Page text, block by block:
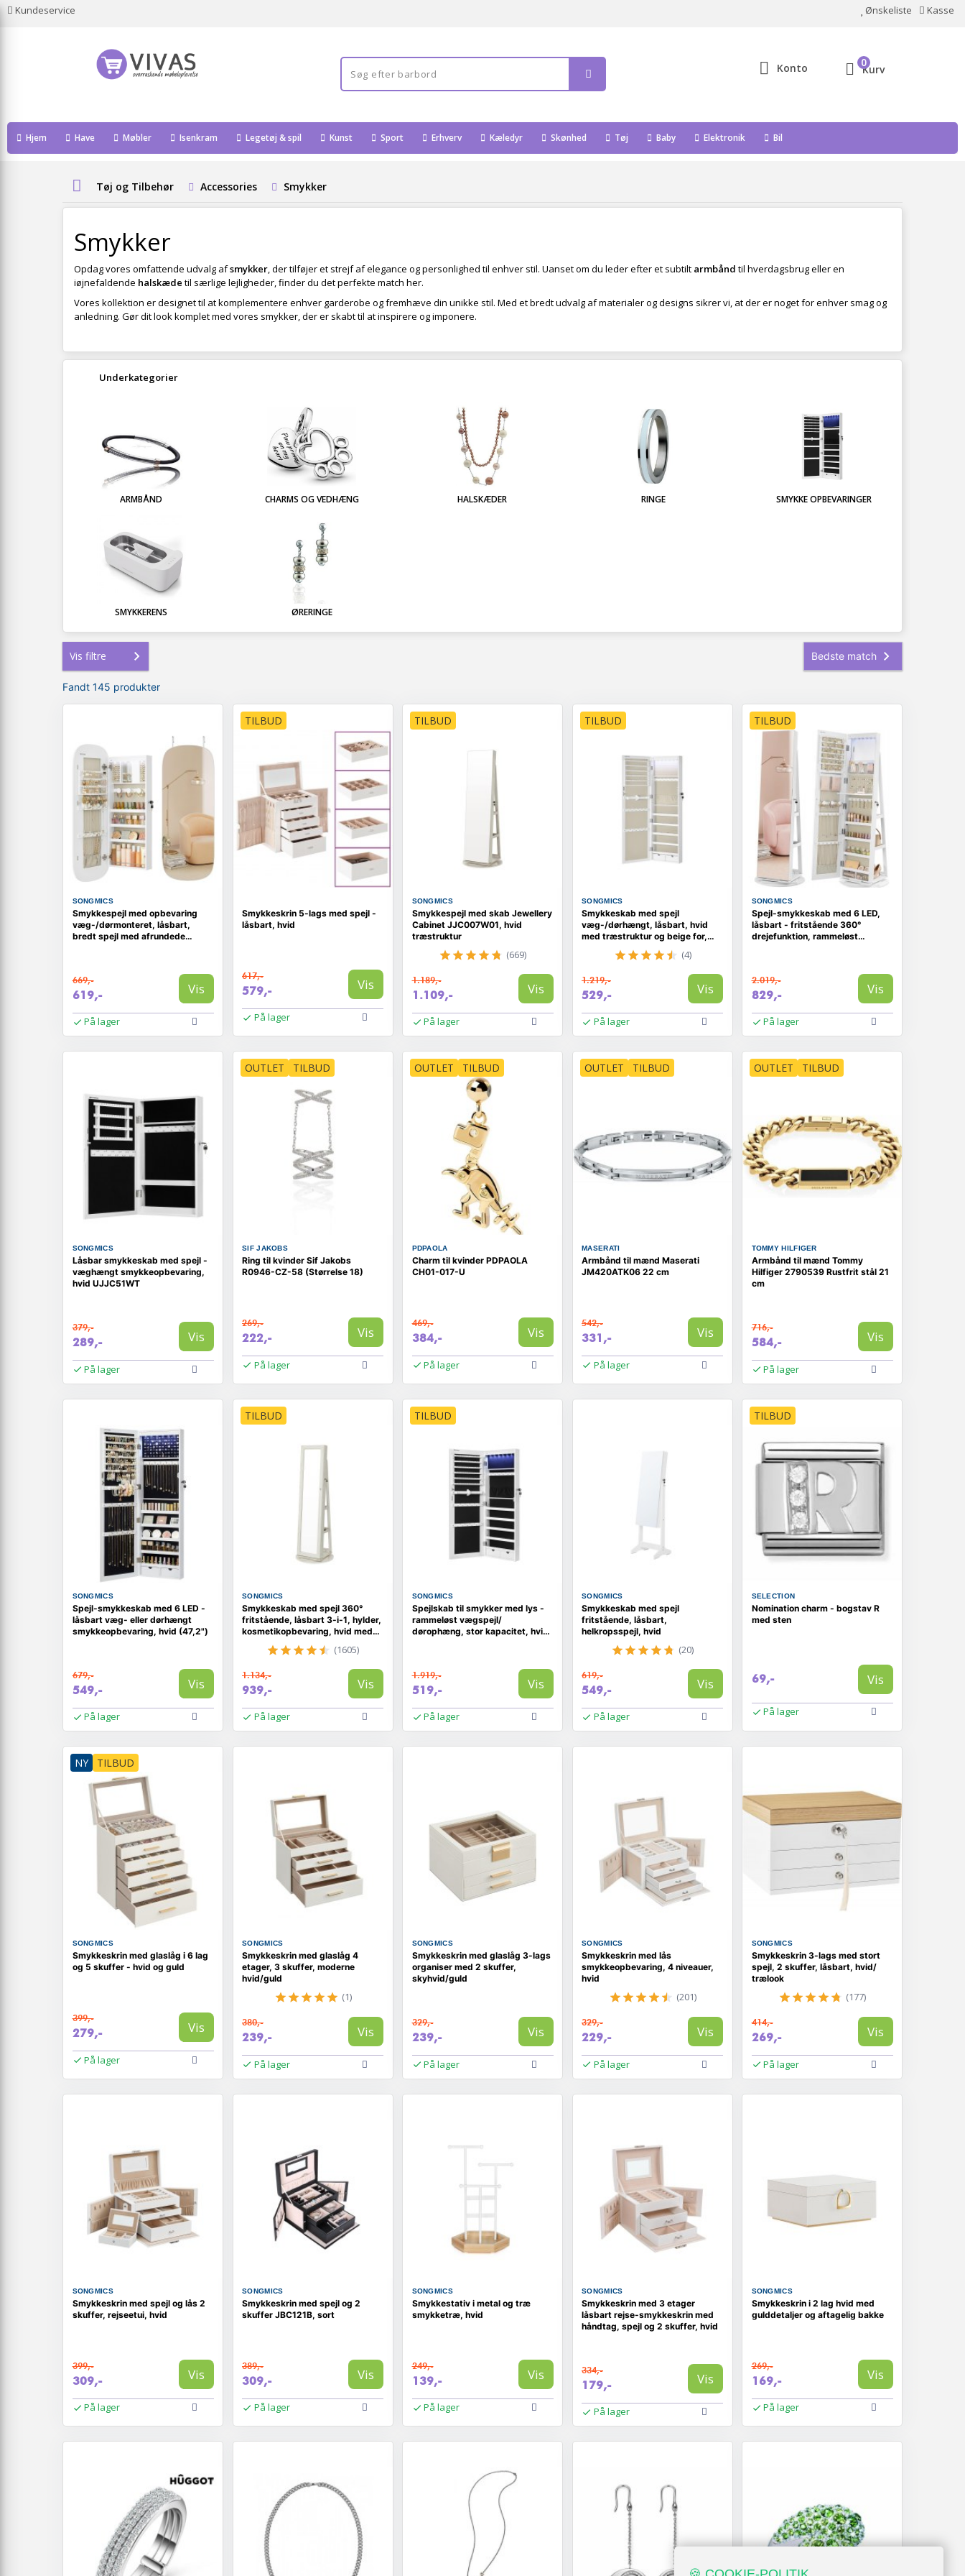
Kundeservice Ønskeliste Kasse
Konto Kurv
0
Hjem Have Møbler Isenkram Legetøj & spil Kunst Sport Erhverv Kæledyr Skønhed Tøj Baby Elektronik Bil
Tøj og Tilbehør Accessories Smykker
Smykker
Opdag vores omfattende udvalg afsmykker, der tilføjer et strejf af elegance og personlighed til enhver stil. Uanset om du leder efter et subtilt armbånd til hverdagsbrug eller en
iøjnefaldende halskæde til særlige lejligheder, finder du det perfekte match her.
Vores kollektion er designet til at komplementere enhver garderobe og fremhæve din unikke stil. Med et bredt udvalg af materialer og designs sikrer vi, at der er noget for enhver smag og
anledning. Gør dit look komplet med vores smykker, der er skabt til at inspirere og imponere.
Underkategorier
ARMBÅND CHARMS OG VEDHÆNG HALSKÆDER RINGE SMYKKE OPBEVARINGER
SMYKKERENS ØRERINGE
Vis filtre
Fandt 145 produkter
SONGMICS
Smykkespejl med opbevaring
væg-/dørmonteret, låsbart,
bredt spejl med afrundede
669,-
619,- Vis
På lager
TILBUD
Smykkeskrin 5-lags med spejl -
låsbart, hvid
617,-
579,- Vis
På lager
TILBUD
SONGMICS
Smykkespejl med skab Jewellery
Cabinet JJC007W01, hvid
træstruktur
(669)
1.189,-
1.109,- Vis
På lager
TILBUD
SONGMICS
Smykkeskab med spejl
væg-/dørhængt, låsbart, hvid
med træstruktur og beige for,
(4)
1.219,-
529,- Vis
På lager
TILBUD
SONGMICS
Spejl-smykkeskab med 6 LED,
låsbart - fritstående 360°
drejefunktion, rammeløst
2.019,-
829,- Vis
På lager
SONGMICS
Låsbar smykkeskab med spejl -
væghængt smykkeopbevaring,
hvid UJJC51WT
379,-
289,- Vis
På lager
OUTLET TILBUD
SIF JAKOBS
Ring til kvinder Sif Jakobs
R0946-CZ-58 (Størrelse 18)
269,-
222,- Vis
På lager
OUTLET TILBUD
PDPAOLA
Charm til kvinder PDPAOLA
CH01-017-U
469,-
384,- Vis
På lager
OUTLET TILBUD
MASERATI
Armbånd til mænd Maserati
JM420ATK06 22 cm
542,-
331,- Vis
På lager
OUTLET TILBUD
TOMMY HILFIGER
Armbånd til mænd Tommy
Hilfiger 2790539 Rustfrit stål 21
cm
716,-
584,- Vis
På lager
SONGMICS
Spejl-smykkeskab med 6 LED -
låsbart væg- eller dørhængt
smykkeopbevaring, hvid (47,2")
679,-
549,- Vis
På lager
TILBUD
SONGMICS
Smykkeskab med spejl 360°
fritstående, låsbart 3-i-1, hylder,
kosmetikopbevaring, hvid med
(1605)
1.134,-
939,- Vis
På lager
TILBUD
SONGMICS
Spejlskab til smykker med lys -
rammeløst vægspejl/
dørophæng, stor kapacitet, hvid
1.919,-
519,- Vis
På lager
SONGMICS
Smykkeskab med spejl
fritstående, låsbart,
helkropsspejl, hvid
(20)
619,-
549,- Vis
På lager
TILBUD
SELECTION
Nomination charm - bogstav R
med sten
69,- Vis
På lager
NY TILBUD
SONGMICS
Smykkeskrin med glaslåg i 6 lag
og 5 skuffer - hvid og guld
399,-
279,- Vis
På lager
SONGMICS
Smykkeskrin med glaslåg 4
etager, 3 skuffer, moderne
hvid/guld
(1)
380,-
239,- Vis
På lager
SONGMICS
Smykkeskrin med glaslåg 3-lags
organiser med 2 skuffer,
skyhvid/guld
329,-
239,- Vis
På lager
SONGMICS
Smykkeskrin med lås
smykkeopbevaring, 4 niveauer,
hvid
(201)
329,-
229,- Vis
På lager
SONGMICS
Smykkeskrin 3-lags med stort
spejl, 2 skuffer, låsbart, hvid/
trælook
(177)
414,-
269,- Vis
På lager
SONGMICS
Smykkeskrin med spejl og lås 2
skuffer, rejseetui, hvid
399,-
309,- Vis
På lager
SONGMICS
Smykkeskrin med spejl og 2
skuffer JBC121B, sort
389,-
309,- Vis
På lager
SONGMICS
Smykkestativ i metal og træ
smykketræ, hvid
249,-
139,- Vis
På lager
SONGMICS
Smykkeskrin med 3 etager
låsbart rejse-smykkeskrin med
håndtag, spejl og 2 skuffer, hvid
334,-
179,- Vis
På lager
SONGMICS
Smykkeskrin i 2 lag hvid med
gulddetaljer og aftagelig bakke
269,-
169,- Vis
På lager